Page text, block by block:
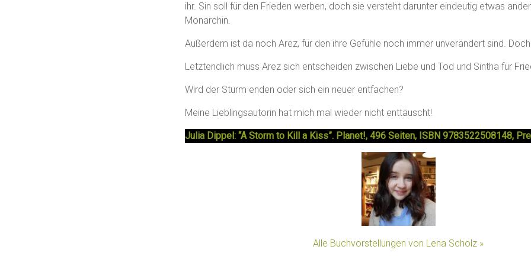
ihr. Sin soll für den Frieden werben, doch sie versteht darunter eindeutig etwas
Monarchin.
Außerdem ist da noch Arez, für den ihre Gefühle noch immer unverändert sind.
Letztendlich muss Arez sich entscheiden zwischen Liebe und Tod und Sintha für
Wird der Sturm enden oder sich ein neuer entfachen?
Meine Lieblingsautorin hat mich mal wieder nicht enttäuscht!
Julia Dippel: “A Storm to Kill a Kiss”. Planet!, 496 Seiten, ISBN 9783522508148,
Alle Buchvorstellungen von Lena Scholz »